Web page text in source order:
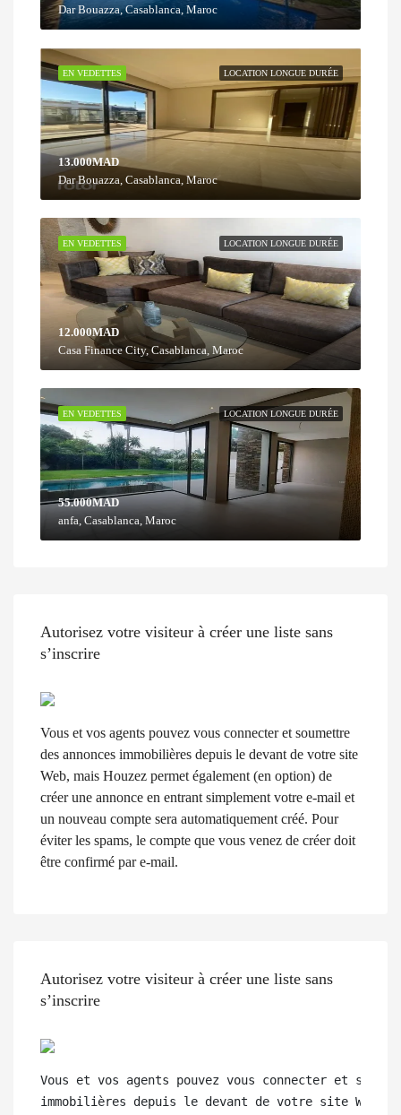
Dar Bouazza, Casablanca, Maroc
LOCATION LONGUE DURÉE
EN VEDETTES
13.000MAD
Dar Bouazza, Casablanca, Maroc
LOCATION LONGUE DURÉE
EN VEDETTES
12.000MAD
Casa Finance City, Casablanca, Maroc
LOCATION LONGUE DURÉE
EN VEDETTES
55.000MAD
anfa, Casablanca, Maroc
Autorisez votre visiteur à créer une liste sans
s’inscrire
Vous et vos agents pouvez vous connecter et soumettre
des annonces immobilières depuis le devant de votre site
Web, mais Houzez permet également (en option) de
créer une annonce en entrant simplement votre e-mail et
un nouveau compte sera automatiquement créé. Pour
éviter les spams, le compte que vous venez de créer doit
être confirmé par e-mail.
Autorisez votre visiteur à créer une liste sans
s’inscrire
Vous et vos agents pouvez vous connecter et
immobilières depuis le devant de votre site Web,